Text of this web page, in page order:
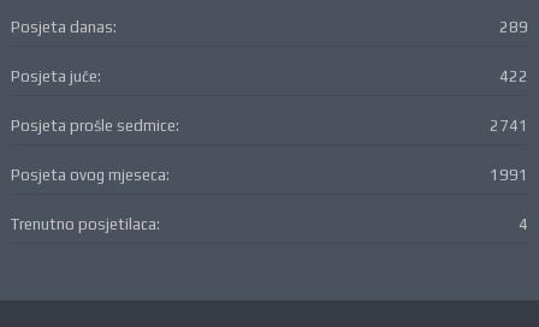
289
Posjeta danas:
422
Posjeta juče:
2741
Posjeta prošle sedmice:
1991
Posjeta ovog mjeseca:
4
Trenutno posjetilaca: